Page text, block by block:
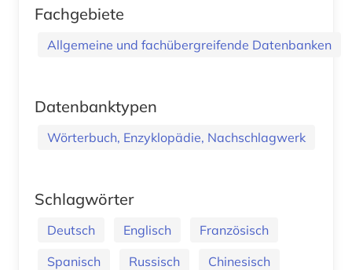
Fachgebiete
Allgemeine und fachübergreifende Datenbanken
Datenbanktypen
Wörterbuch, Enzyklopädie, Nachschlagwerk
Schlagwörter
Deutsch Englisch
Französisch
Spanisch
Russisch
Chinesisch